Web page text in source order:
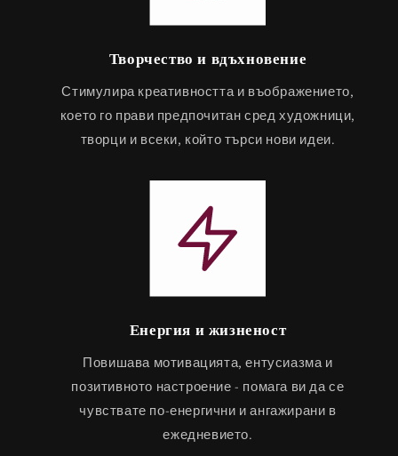
Творчество и вдъхновение
Стимулира креативността и въображението,
което го прави предпочитан сред художници,
творци и всеки, който търси нови идеи.
Енергия и жизненост
Повишава мотивацията, ентусиазма и
позитивното настроение - помага ви да се
чувствате по-енергични и ангажирани в
ежедневието.